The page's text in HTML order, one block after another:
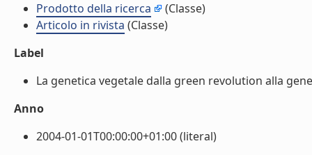
Prodotto della ricerca
(Classe)
Articolo in rivista (Classe)
Label
La genetica vegetale dalla green revolution alla
Anno
2004-01-01T00:00:00+01:00 (literal)